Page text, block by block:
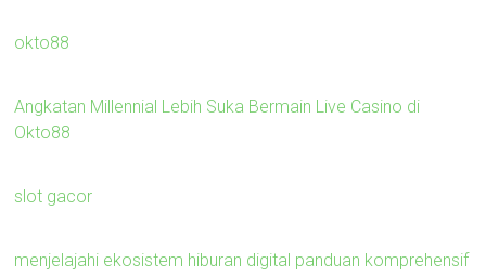
okto88
Angkatan Millennial Lebih Suka Bermain Live Casino di
Okto88
slot gacor
menjelajahi ekosistem hiburan digital panduan komprehensif